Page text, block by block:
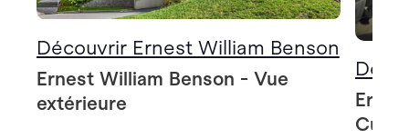
Découvrir Ernest William Benson
Ernest William Benson - Vue
extérieure